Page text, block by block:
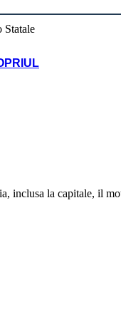
inclusa la capitale, il